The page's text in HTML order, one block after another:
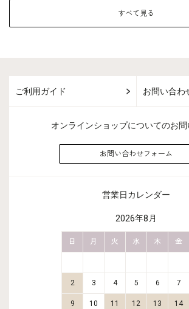
すべて見る
ご利用ガイド お問い合わ
オンラインショップについてのお
お問い合わせフォーム
営業日カレンダー
2026年8月
日 月 火 水 木 金
2 3 4 5 6 7
9 10 11 12 13 14